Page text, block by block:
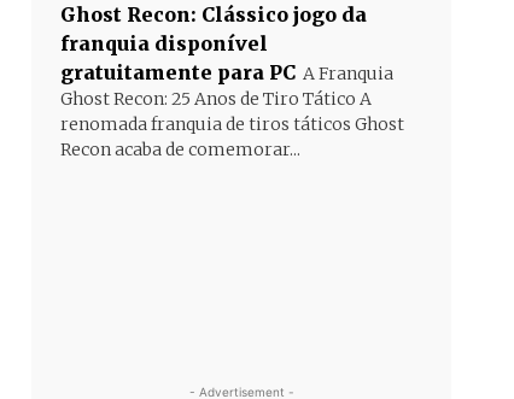
Ghost Recon: Clássico jogo da
franquia disponível
gratuitamente para PC A Franquia
Ghost Recon: 25 Anos de Tiro Tático A
renomada franquia de tiros táticos Ghost
Recon acaba de comemorar...
- Advertisement -